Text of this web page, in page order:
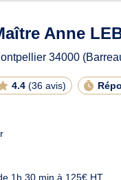
à
Anne
34000
4.4 (36 avis)
1h 30 min à 125€ HT